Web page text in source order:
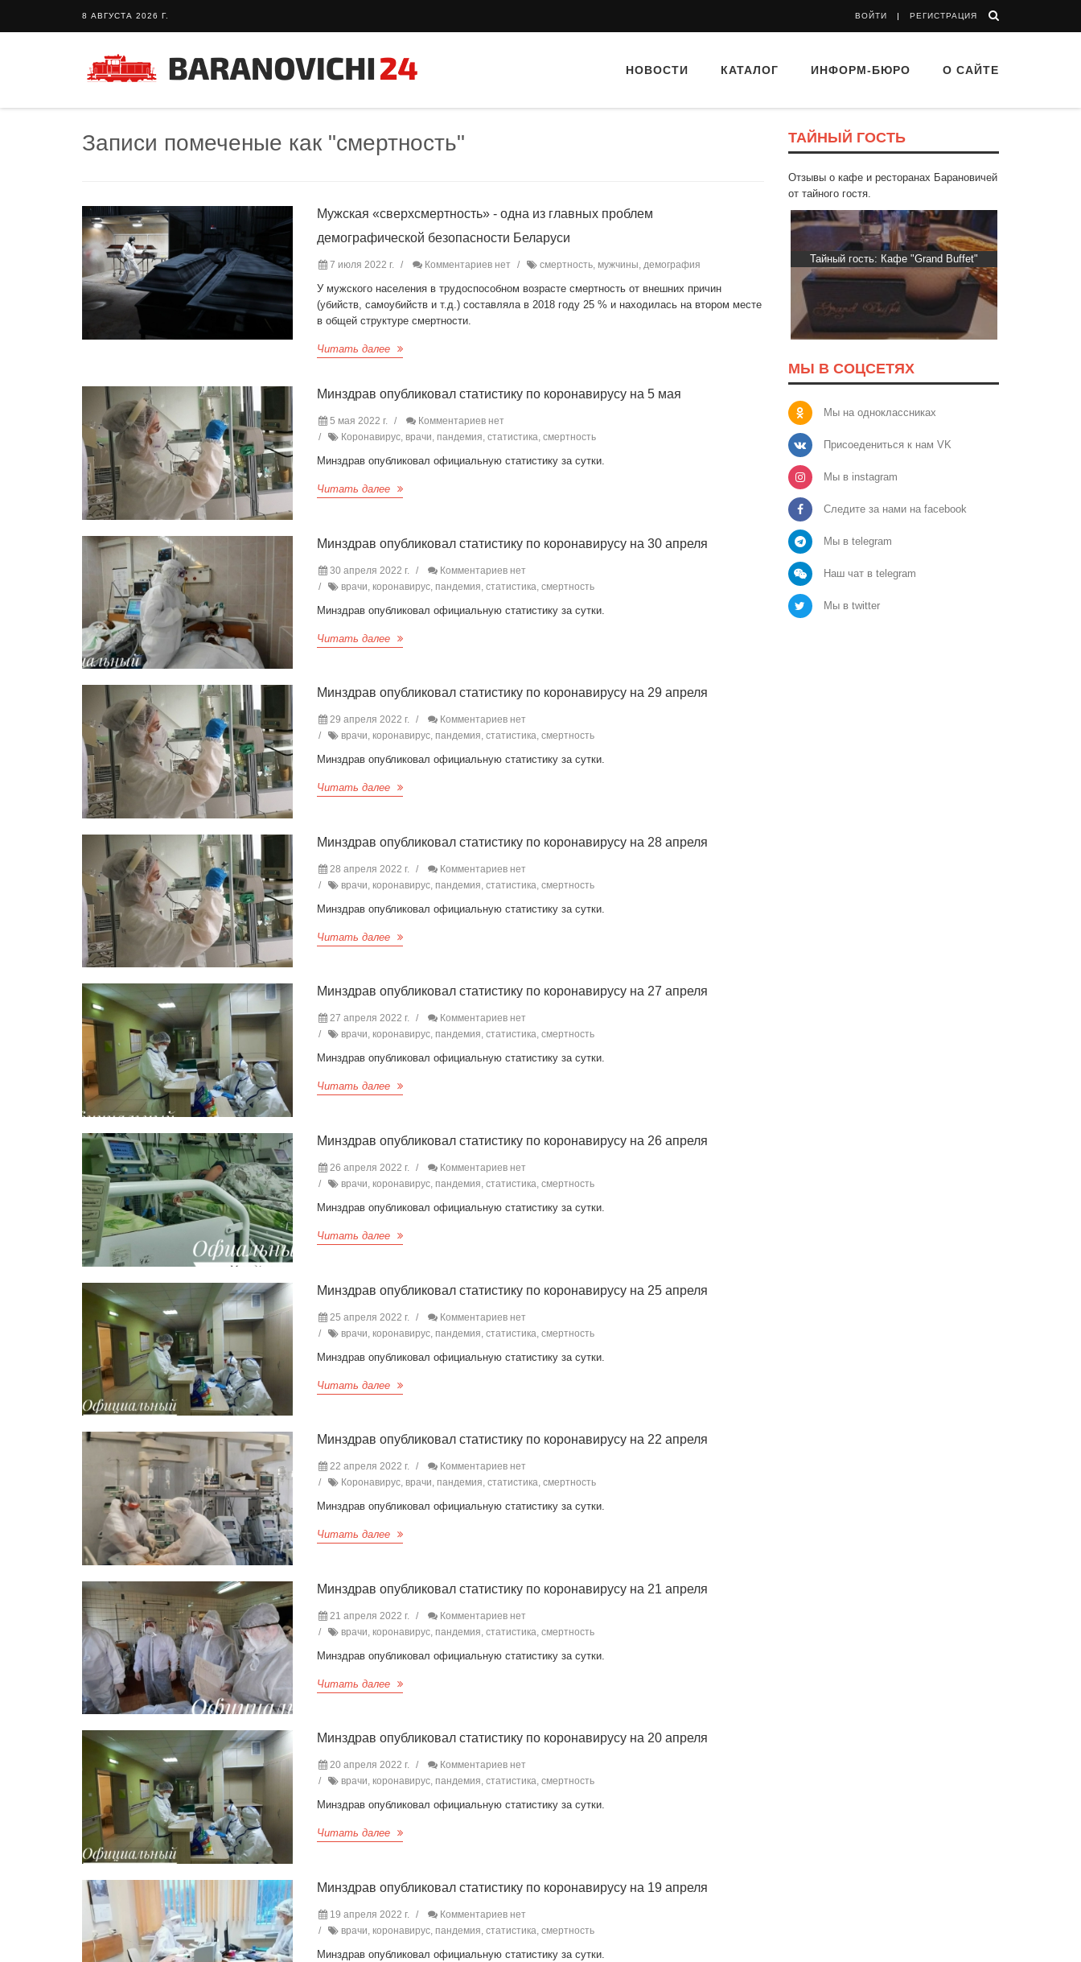
8 АВГУСТА 2026 Г. ВОЙТИ РЕГИСТРАЦИЯ
НОВОСТИ КАТАЛОГ ИНФОРМ-БЮРО О САЙТЕ
Записи помеченые как "смертность"
Мужская «сверхсмертность» - одна из главных проблем
демографической безопасности Беларуси
7 июля 2022 г. Комментариев нет смертность, мужчины, демография
У мужского населения в трудоспособном возрасте смертность от внешних причин
(убийств, самоубийств и т.д.) составляла в 2018 году 25 % и находилась на втором месте
в общей структуре смертности.
Читать далее
Минздрав опубликовал статистику по коронавирусу на 5 мая
5 мая 2022 г.
Комментариев нет
Коронавирус, врачи, пандемия, статистика, смертность
Минздрав опубликовал официальную статистику за сутки.
Читать далее
Минздрав опубликовал статистику по коронавирусу на 30 апреля
30 апреля 2022 г.
Комментариев нет
врачи, коронавирус, пандемия, статистика, смертность
Минздрав опубликовал официальную статистику за сутки.
Читать далее
Минздрав опубликовал статистику по коронавирусу на 29 апреля
29 апреля 2022 г.
Комментариев нет
врачи, коронавирус, пандемия, статистика, смертность
Минздрав опубликовал официальную статистику за сутки.
Читать далее
Минздрав опубликовал статистику по коронавирусу на 28 апреля
28 апреля 2022 г.
Комментариев нет
врачи, коронавирус, пандемия, статистика, смертность
Минздрав опубликовал официальную статистику за сутки.
Читать далее
Минздрав опубликовал статистику по коронавирусу на 27 апреля
27 апреля 2022 г.
Комментариев нет
врачи, коронавирус, пандемия, статистика, смертность
Минздрав опубликовал официальную статистику за сутки.
Читать далее
Минздрав опубликовал статистику по коронавирусу на 26 апреля
26 апреля 2022 г.
Комментариев нет
врачи, коронавирус, пандемия, статистика, смертность
Минздрав опубликовал официальную статистику за сутки.
Читать далее
Минздрав опубликовал статистику по коронавирусу на 25 апреля
25 апреля 2022 г.
Комментариев нет
врачи, коронавирус, пандемия, статистика, смертность
Минздрав опубликовал официальную статистику за сутки.
Читать далее
Минздрав опубликовал статистику по коронавирусу на 22 апреля
22 апреля 2022 г.
Комментариев нет
Коронавирус, врачи, пандемия, статистика, смертность
Минздрав опубликовал официальную статистику за сутки.
Читать далее
Минздрав опубликовал статистику по коронавирусу на 21 апреля
21 апреля 2022 г.
Комментариев нет
врачи, коронавирус, пандемия, статистика, смертность
Минздрав опубликовал официальную статистику за сутки.
Читать далее
Минздрав опубликовал статистику по коронавирусу на 20 апреля
20 апреля 2022 г.
Комментариев нет
врачи, коронавирус, пандемия, статистика, смертность
Минздрав опубликовал официальную статистику за сутки.
Читать далее
Минздрав опубликовал статистику по коронавирусу на 19 апреля
19 апреля 2022 г.
Комментариев нет
врачи, коронавирус, пандемия, статистика, смертность
Минздрав опубликовал официальную статистику за сутки.
ТАЙНЫЙ ГОСТЬ
Отзывы о кафе и ресторанах Барановичей
от тайного гостя.
Тайный гость: Ресторан “Папараць
Тайный гость: кафе «Фасти Хасти» Тайный гость: Кафе "Grand Buffet"
МЫ В СОЦСЕТЯХ
Мы на одноклассниках
Присоедениться к нам VK
Мы в instagram
Следите за нами на facebook
Мы в telegram
Наш чат в telegram
Мы в twitter